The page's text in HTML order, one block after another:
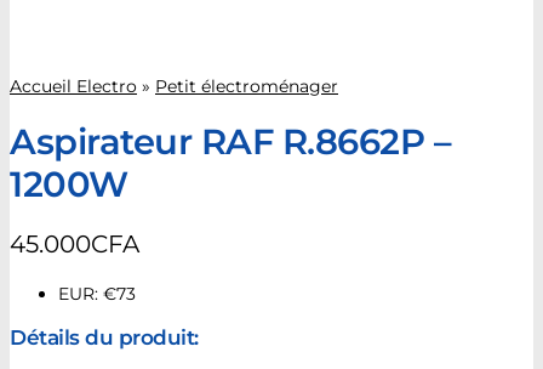
Accueil Electro » Petit électroménager
Aspirateur RAF R.8662P –
1200W
45.000CFA
EUR: €73
Détails du produit: